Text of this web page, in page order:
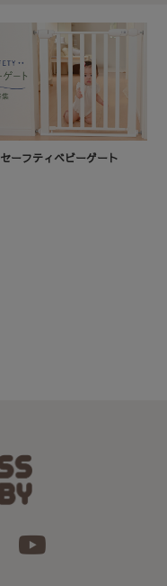
セーフティベビーゲート